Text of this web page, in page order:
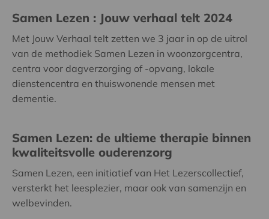
Samen Lezen : Jouw verhaal telt 2024
Met Jouw Verhaal telt zetten we 3 jaar in op de uitrol
van de methodiek Samen Lezen in woonzorgcentra,
centra voor dagverzorging of -opvang, lokale
dienstencentra en thuiswonende mensen met
dementie.
Samen Lezen: de ultieme therapie binnen
kwaliteitsvolle ouderenzorg
Samen Lezen, een initiatief van Het Lezerscollectief,
versterkt het leesplezier, maar ook van samenzijn en
welbevinden.